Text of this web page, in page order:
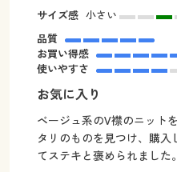
サイズ感 小さい
品質
お買い得感
使いやすさ
お気に入り
ベージュ系のV襟のニット
タリのものを見つけ、購入
てステキと褒められました